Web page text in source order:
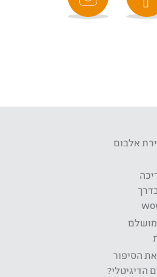
אלבום
הסיפור
הדיגיטלי?